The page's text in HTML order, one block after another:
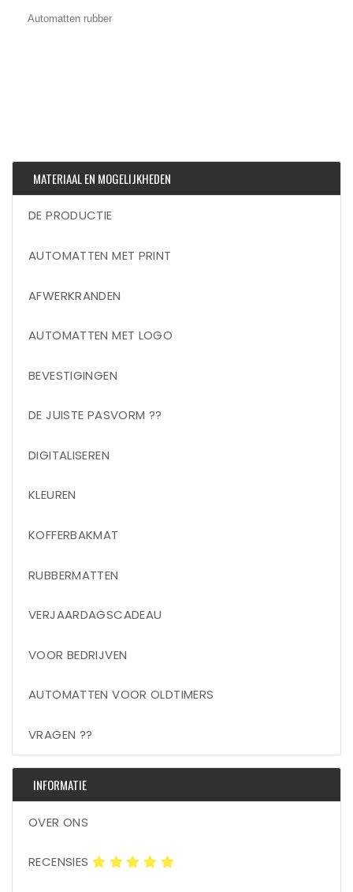
Automatten rubber
MATERIAAL EN MOGELIJKHEDEN
DE PRODUCTIE
AUTOMATTEN MET PRINT
AFWERKRANDEN
AUTOMATTEN MET LOGO
BEVESTIGINGEN
DE JUISTE PASVORM ??
DIGITALISEREN
KLEUREN
KOFFERBAKMAT
RUBBERMATTEN
VERJAARDAGSCADEAU
VOOR BEDRIJVEN
AUTOMATTEN VOOR OLDTIMERS
VRAGEN ??
INFORMATIE
OVER ONS
RECENSIES